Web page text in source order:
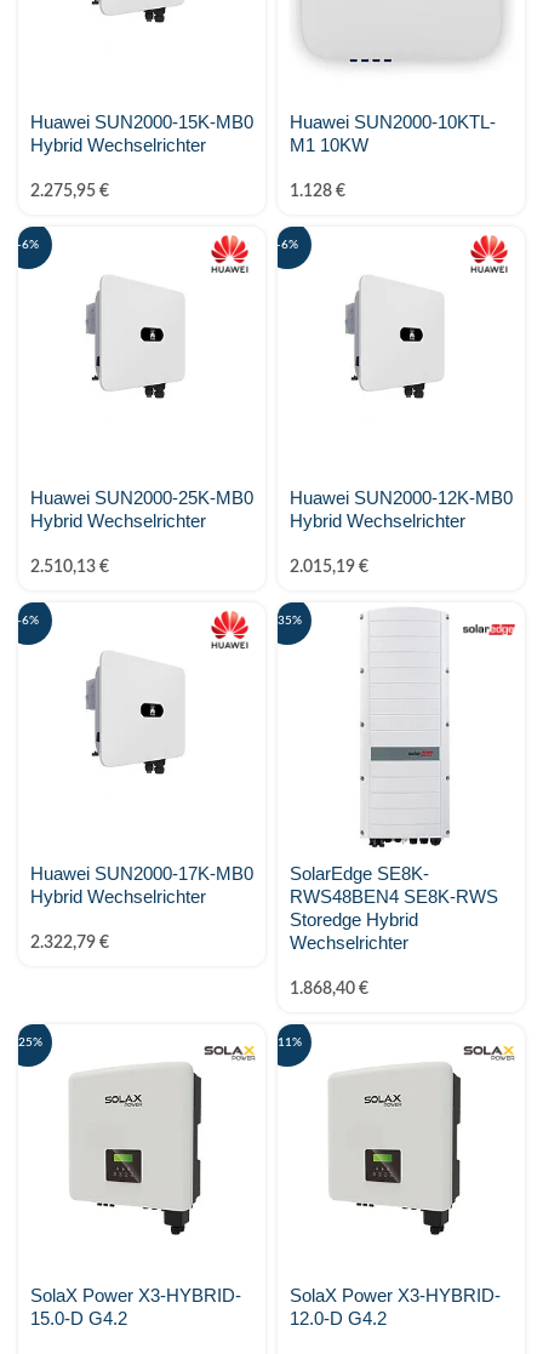
Huawei SUN2000-15K-MB0
Hybrid Wechselrichter
2.275,95 €
Huawei SUN2000-10KTL-
M1 10KW
1.128 €
-6%
Huawei SUN2000-25K-MB0
Hybrid Wechselrichter
2.510,13 €
-6%
Huawei SUN2000-12K-MB0
Hybrid Wechselrichter
2.015,19 €
-6%
Huawei SUN2000-17K-MB0
Hybrid Wechselrichter
2.322,79 €
-35%
SolarEdge SE8K-
RWS48BEN4 SE8K-RWS
Storedge Hybrid
Wechselrichter
1.868,40 €
-25%
SolaX Power X3-HYBRID-
15.0-D G4.2
-11%
SolaX Power X3-HYBRID-
12.0-D G4.2